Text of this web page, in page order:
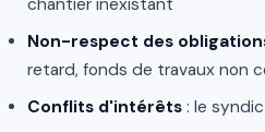
chantier inexistant
Non-respect des
retard, fonds de travaux non
Conflits d'intérêts : le